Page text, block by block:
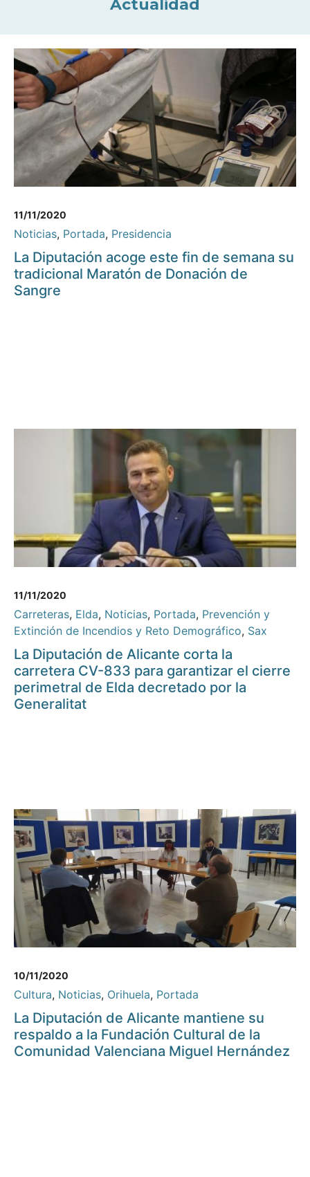
Actualidad
11/11/2020
Noticias, Portada, Presidencia
La Diputación acoge este fin de semana su
tradicional Maratón de Donación de
Sangre
11/11/2020
Carreteras, Elda, Noticias, Portada, Prevención y
Extinción de Incendios y Reto Demográfico, Sax
La Diputación de Alicante corta la
carretera CV-833 para garantizar el cierre
perimetral de Elda decretado por la
Generalitat
10/11/2020
Cultura, Noticias, Orihuela, Portada
La Diputación de Alicante mantiene su
respaldo a la Fundación Cultural de la
Comunidad Valenciana Miguel Hernández